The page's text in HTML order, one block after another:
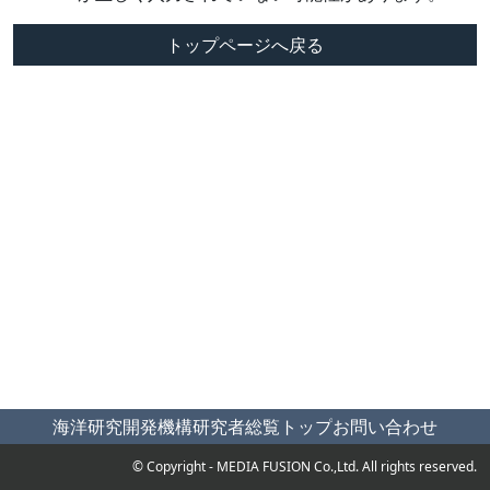
トップページへ戻る
海洋研究開発機構研究者総覧トップお問い合わせ
© Copyright - MEDIA FUSION Co.,Ltd. All rights reserved.